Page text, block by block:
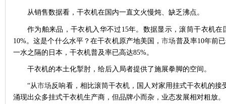
从销售数据看，干衣机在国内一直文火慢炖、缺乏沸点。
作为舶来品，干衣机入华不过15年。数据显示，滚筒干衣机在
10%。这是个什么水平？在干衣机原产地美国，市场普及率10年前
一水之隔的日本，干衣机普及率已高达85%。
干衣机的本土化掣肘，给后入局者提供了施展拳脚的空间。
“从市场反响看，相比滚筒干衣机，国人对家用挂式干衣机的
涌现出众多挂式干衣机生产商，但品牌小而杂，业态发展相对粗放。